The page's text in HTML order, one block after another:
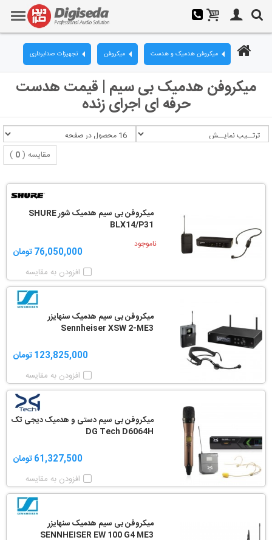
تجهیزات صدابرداری میکروفن میکروفن هدمیک و هدست
میکروفن هدمیک بی سیم | قیمت هدست
حرفه ای اجرای زنده
مقایسه (0
)
میکروفن بی سیم هدمیک شور SHURE
BLX14/P31
ناموجود
76,050,000 تومان
افزودن به مقایسه
میکروفن بی سیم هدمیک سنهایزر
Sennheiser XSW 2-ME3
123,825,000 تومان
افزودن به مقایسه
میکروفن بی سیم دستی و هدمیک دیجی تک
DG Tech D6064H
61,327,500 تومان
افزودن به مقایسه
میکروفن بی سیم هدمیک سنهایزر
SENNHEISER EW 100 G4 ME3